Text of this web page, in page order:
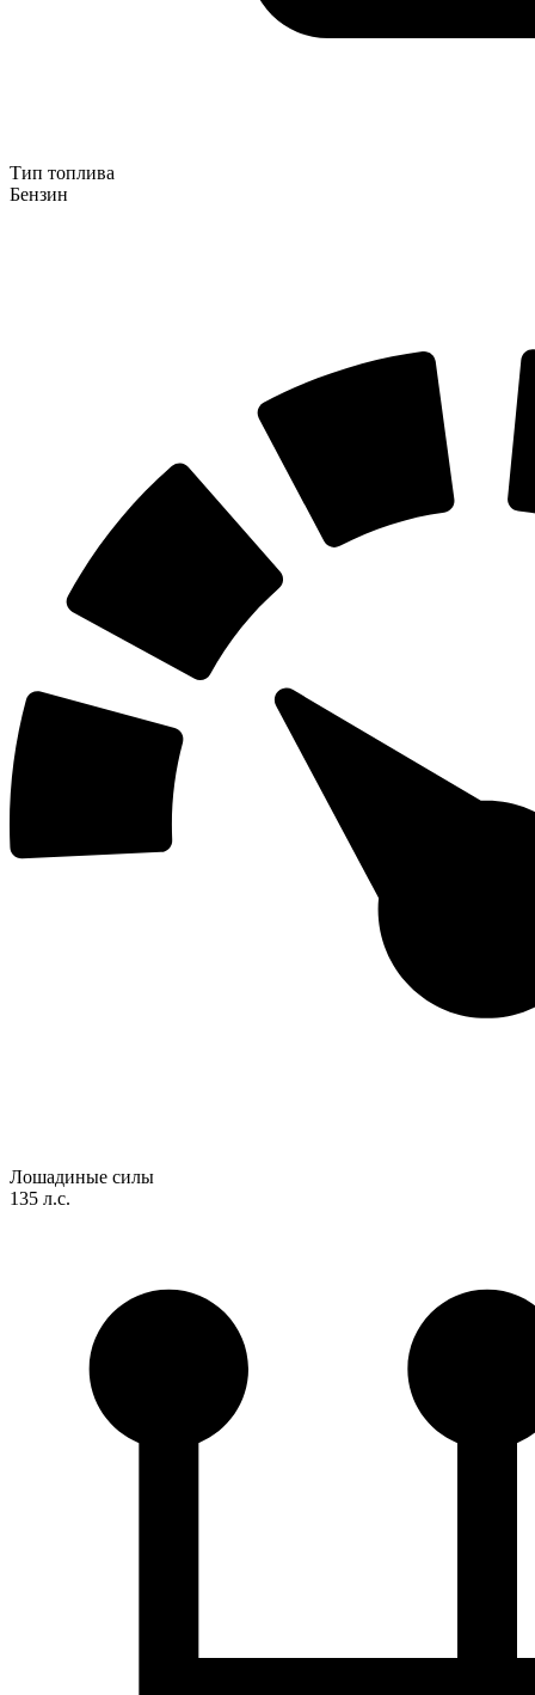
Тип топлива
Бензин
Лошадиные силы
135 л.с.